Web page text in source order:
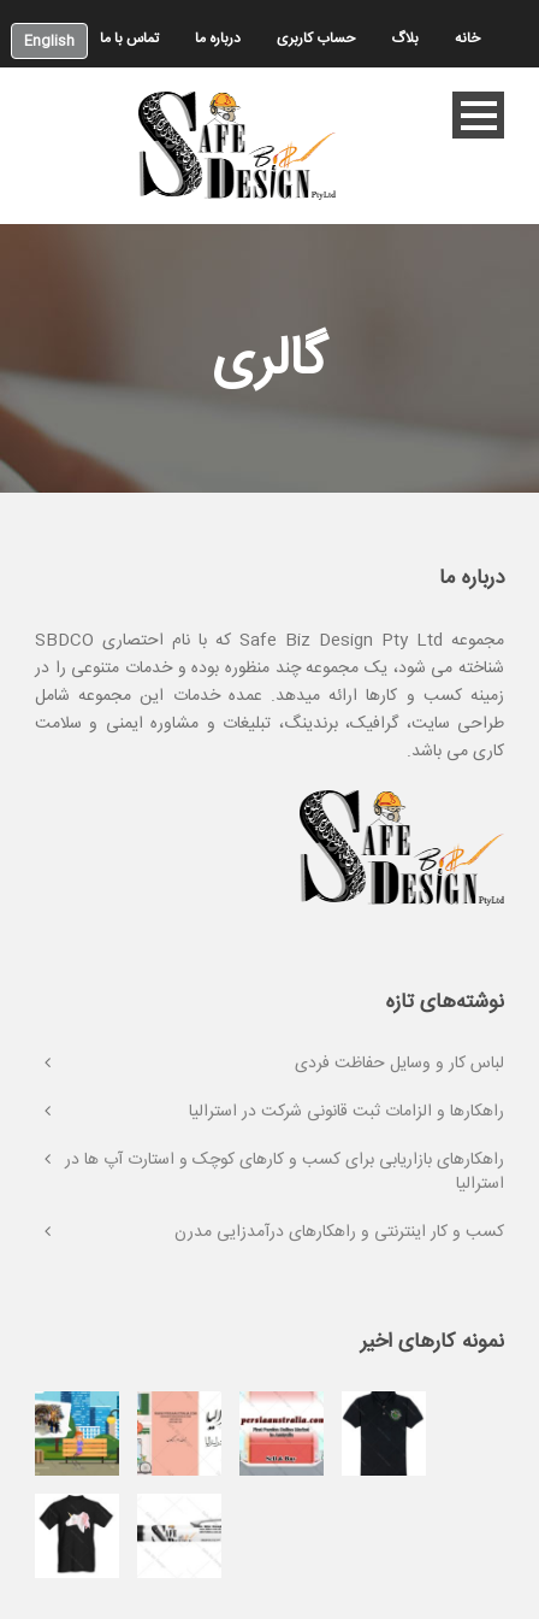
خانه بلاگ حساب کاربری درباره ما تماس با ما English
گالری
درباره ما
مجموعه Safe Biz Design Pty Ltd که با نام احتصاری SBDCO
شناخته می شود، یک مجموعه چند منظوره بوده و خدمات متنوعی را در
زمینه کسب و کارها ارائه میدهد. عمده خدمات این مجموعه شامل
طراحی سایت، گرافیک، برندینگ، تبلیغات و مشاوره ایمنی و سلامت
کاری می باشد.
نوشته‌های تازه
لباس کار و وسایل حفاظت فردی
راهکارها و الزامات ثبت قانونی شرکت در استرالیا
راهکارهای بازاریابی برای کسب و کارهای کوچک و استارت آپ ها در
استرالیا
کسب و کار اینترنتی و راهکارهای درآمدزایی مدرن
نمونه کارهای اخیر